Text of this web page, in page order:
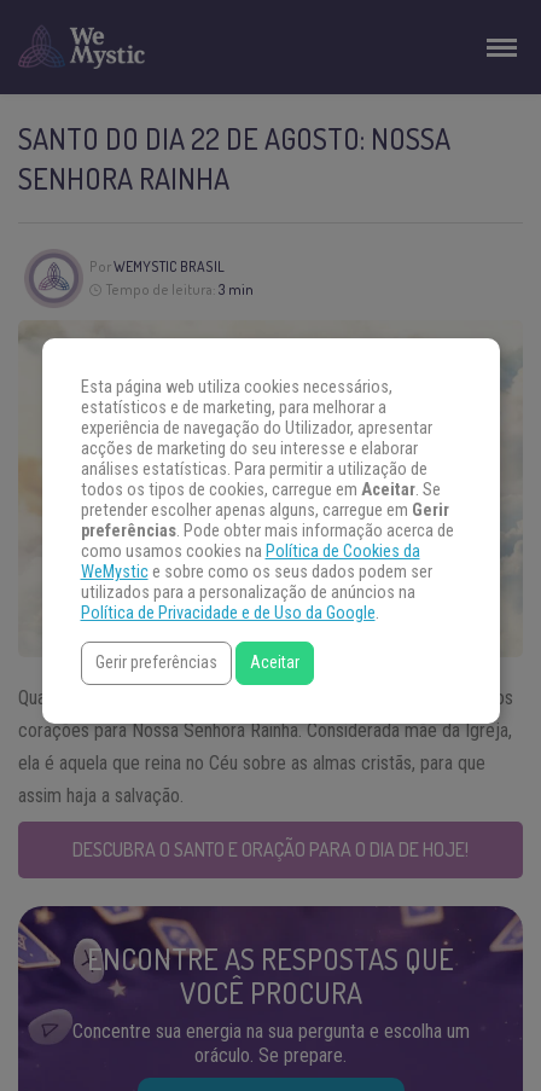
SANTO DO DIA 22 DE AGOSTO: NOSSA
SENHORA RAINHA
PorWEMYSTIC BRASIL
Tempo de leitura: 3 min
Quando falarmos do
22 de agosto voltamos nossos
corações para Nossa Senhora Rainha. Considerada mãe da Igreja,
ela é aquela que reina no Céu sobre as almas cristãs, para que
assim haja a salvação.
DESCUBRA O SANTO E ORAÇÃO PARA O DIA DE HOJE!
ENCONTRE AS RESPOSTAS QUE
VOCÊ PROCURA
Concentre sua energia na sua pergunta e escolha um
oráculo. Se prepare.
Esta página web utiliza cookies necessários,
estatísticos e de marketing, para melhorar a
experiência de navegação do Utilizador, apresentar
acções de marketing do seu interesse e elaborar
análises estatísticas. Para permitir a utilização de
todos os tipos de cookies, carregue em Aceitar. Se
pretender escolher apenas alguns, carregue em Gerir
preferências. Pode obter mais informação acerca de
como usamos cookies na Política de Cookies da
WeMystice sobre como os seus dados podem ser
utilizados para a personalização de anúncios na
Política de Privacidade e de Uso da Google.
Gerir preferências Aceitar